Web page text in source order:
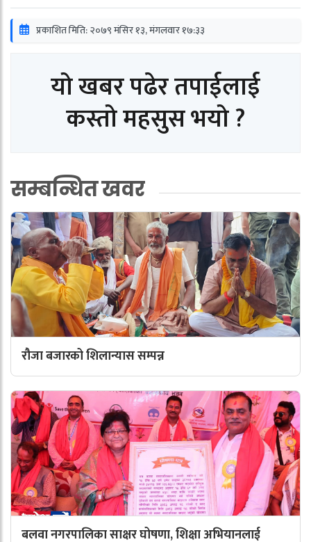
प्रकाशित मिति: २०७९ मंसिर १३, मंगलवार १७:३३
यो खबर पढेर तपाईलाई
कस्तो महसुस भयो ?
सम्बन्धित खवर
रौजा बजारको शिलान्यास सम्पन्न
बलवा नगरपालिका साक्षर घोषणा, शिक्षा अभियानलाई